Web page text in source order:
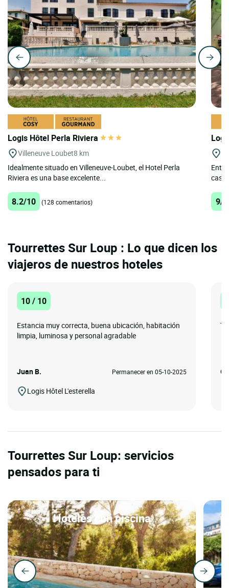
Logis Hôtel Perla Riviera
Villeneuve Loubet8 km
Idealmente situado en Villeneuve-Loubet, el Hotel Perla
Riviera es una base excelente...
8.2/10 (128 comentarios)
casa
9/
Tourrettes Sur Loup : Lo que dicen los
viajeros de nuestros hoteles
10 / 10
Estancia muy correcta, buena ubicación, habitación
limpia, luminosa y personal agradable
Juan B. Permanecer en 05-10-2025
Logis Hôtel L'esterella
Tourrettes Sur Loup: servicios
pensados para ti
Hoteles con piscina